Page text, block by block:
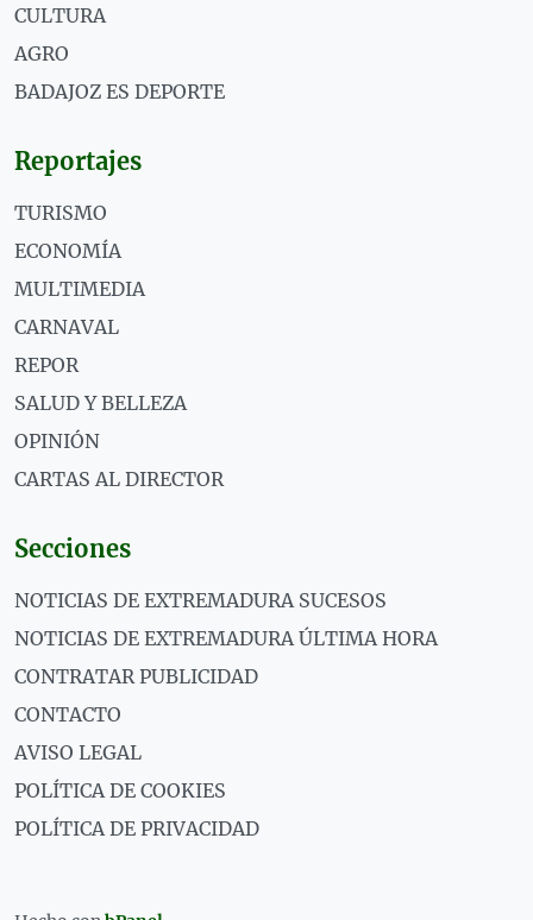
CULTURA
AGRO
BADAJOZ ES DEPORTE
Reportajes
TURISMO
ECONOMÍA
MULTIMEDIA
CARNAVAL
REPOR
SALUD Y BELLEZA
OPINIÓN
CARTAS AL DIRECTOR
Secciones
NOTICIAS DE EXTREMADURA SUCESOS
NOTICIAS DE EXTREMADURA ÚLTIMA HORA
CONTRATAR PUBLICIDAD
CONTACTO
AVISO LEGAL
POLÍTICA DE COOKIES
POLÍTICA DE PRIVACIDAD